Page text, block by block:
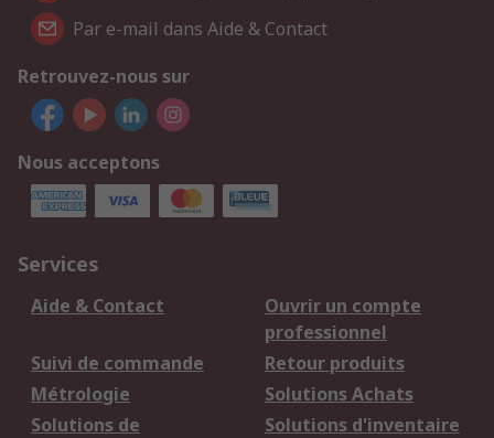
Par e-mail dans Aide & Contact
Retrouvez-nous sur
Nous acceptons
Services
Aide & Contact
Ouvrir un compte
professionnel
Suivi de commande
Retour produits
Métrologie
Solutions Achats
Solutions de
Solutions d'inventaire